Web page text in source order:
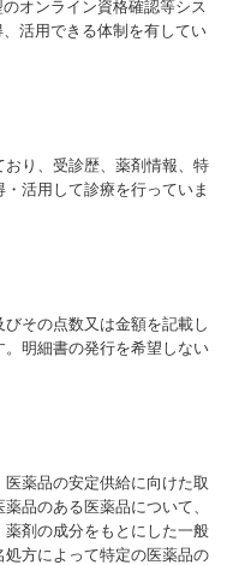
オンライン資格確認等シス
活用できる体制を有してい
り、受診歴、薬剤情報、特
活用して診療を行っていま
その点数又は金額を記載し
明細書の発行を希望しない
薬品の安定供給に向けた取
品のある医薬品について、
剤の成分をもとにした一般
方によって特定の医薬品の